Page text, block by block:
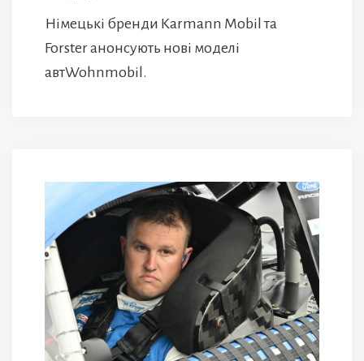
Німецькі бренди Karmann Mobil та
Forster анонсують нові моделі
автWohnmobil.